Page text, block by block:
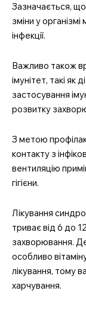
Зазначається, що
зміни у
інфекції.
Важливо також
імунітет, такі як
застосування
розвитку
З метою
контакту з
вентиляцію
гігієни.
Лікування
триває від 6 до
захворювання.
особливо
лікування, тому
харчування.